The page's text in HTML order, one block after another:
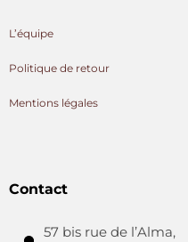
L’équipe
Politique de retour
Mentions légales
Contact
57 bis rue de l’Alma,